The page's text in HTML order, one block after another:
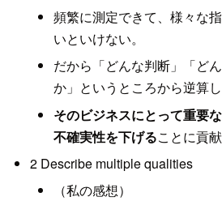
頻繁に測定できて、様々な
いといけない。
だから「どんな判断」「ど
か」というところから逆算
そのビジネスにとって重要
不確実性を下げることに貢
2 Describe multiple qualities
（私の感想）